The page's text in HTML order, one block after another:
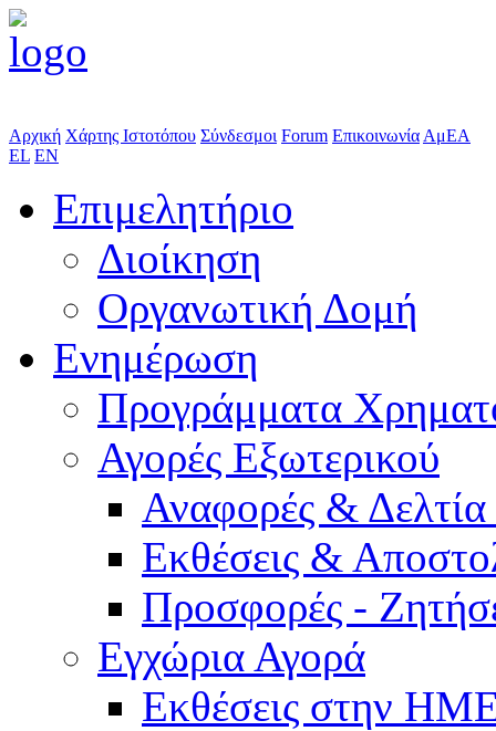
Αρχική Χάρτης Ιστοτόπου Σύνδεσμοι Forum Επικοινωνία ΑμΕΑ
EL EN
Επιμελητήριο
Διοίκηση
Οργανωτική Δομή
Ενημέρωση
Προγράμματα
Αγορές Εξωτερικού
Αναφορές &
Εκθέσεις &
Προσφορές -
Εγχώρια Αγορά
Εκθέσεις στην